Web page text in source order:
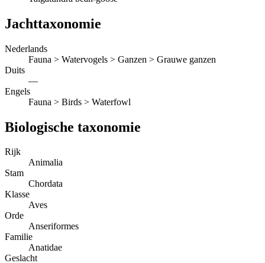
Jachttaxonomie
Nederlands
Fauna > Watervogels > Ganzen > Grauwe ganzen
Duits
—
Engels
Fauna > Birds > Waterfowl
Biologische taxonomie
Rijk
Animalia
Stam
Chordata
Klasse
Aves
Orde
Anseriformes
Familie
Anatidae
Geslacht